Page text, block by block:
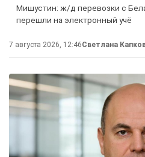
Мишустин: ж/д перевозки с
перешли на электронный учё
7 августа 2026, 12:46Светлана